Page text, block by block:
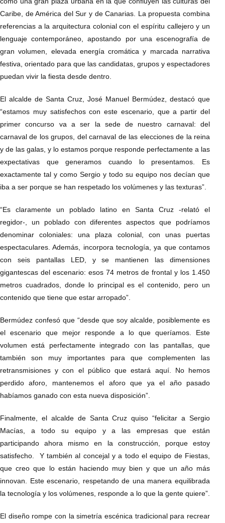
Caribe, de América del Sur y de Canarias. La propuesta combina
referencias a la arquitectura colonial con el espíritu callejero y un
lenguaje contemporáneo, apostando por una escenografía de
gran volumen, elevada energía cromática y marcada narrativa
festiva, orientado para que las candidatas, grupos y espectadores
puedan vivir la fiesta desde dentro.
El alcalde de Santa Cruz, José Manuel Bermúdez, destacó que
“estamos muy satisfechos con este escenario, que a partir del
primer concurso va a ser la sede de nuestro carnaval: del
carnaval de los grupos, del carnaval de las elecciones de la reina
y de las galas, y lo estamos porque responde perfectamente a las
expectativas que generamos cuando lo presentamos. Es
exactamente tal y como Sergio y todo su equipo nos decían que
iba a ser porque se han respetado los volúmenes y las texturas”.
“Es claramente un poblado latino en Santa Cruz -relató el
regidor-, un poblado con diferentes aspectos que podríamos
denominar coloniales: una plaza colonial, con unas puertas
espectaculares. Además, incorpora tecnología, ya que contamos
con seis pantallas LED, y se mantienen las dimensiones
gigantescas del escenario: esos 74 metros de frontal y los 1.450
metros cuadrados, donde lo principal es el contenido, pero un
contenido que tiene que estar arropado”.
Bermúdez confesó que “desde que soy alcalde, posiblemente es
el escenario que mejor responde a lo que queríamos. Este
volumen está perfectamente integrado con las pantallas, que
también son muy importantes para que complementen las
retransmisiones y con el público que estará aquí. No hemos
perdido aforo, mantenemos el aforo que ya el año pasado
habíamos ganado con esta nueva disposición”.
Finalmente, el alcalde de Santa Cruz quiso “felicitar a Sergio
Macías, a todo su equipo y a las empresas que están
participando ahora mismo en la construcción, porque estoy
satisfecho. Y también al concejal y a todo el equipo de Fiestas,
que creo que lo están haciendo muy bien y que un año más
innovan. Este escenario, respetando de una manera equilibrada
la tecnología y los volúmenes, responde a lo que la gente quiere”.
El diseño rompe con la simetría escénica tradicional para recrear